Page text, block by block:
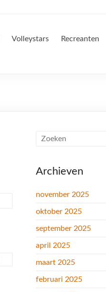
Volleystars Recreanten
Archieven
november 2025
oktober 2025
september 2025
april 2025
maart 2025
februari 2025